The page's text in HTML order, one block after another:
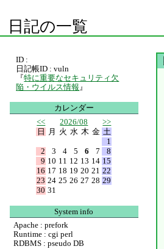
日記の一覧
ID :
日記帳ID : vuln
『特に重要なセキュリティ欠
陥・ウイルス情報 』
カレンダー
<<
2026/08
>>
日
月 火 水 木 金 土
1
2
3 4 5 6 7
8
9 10 11 12 13 14 15
16 17 18 19 20 21 22
23 24 25 26 27 28 29
30 31
System info
Apache : prefork
Runtime : cgi perl
RDBMS : pseudo DB